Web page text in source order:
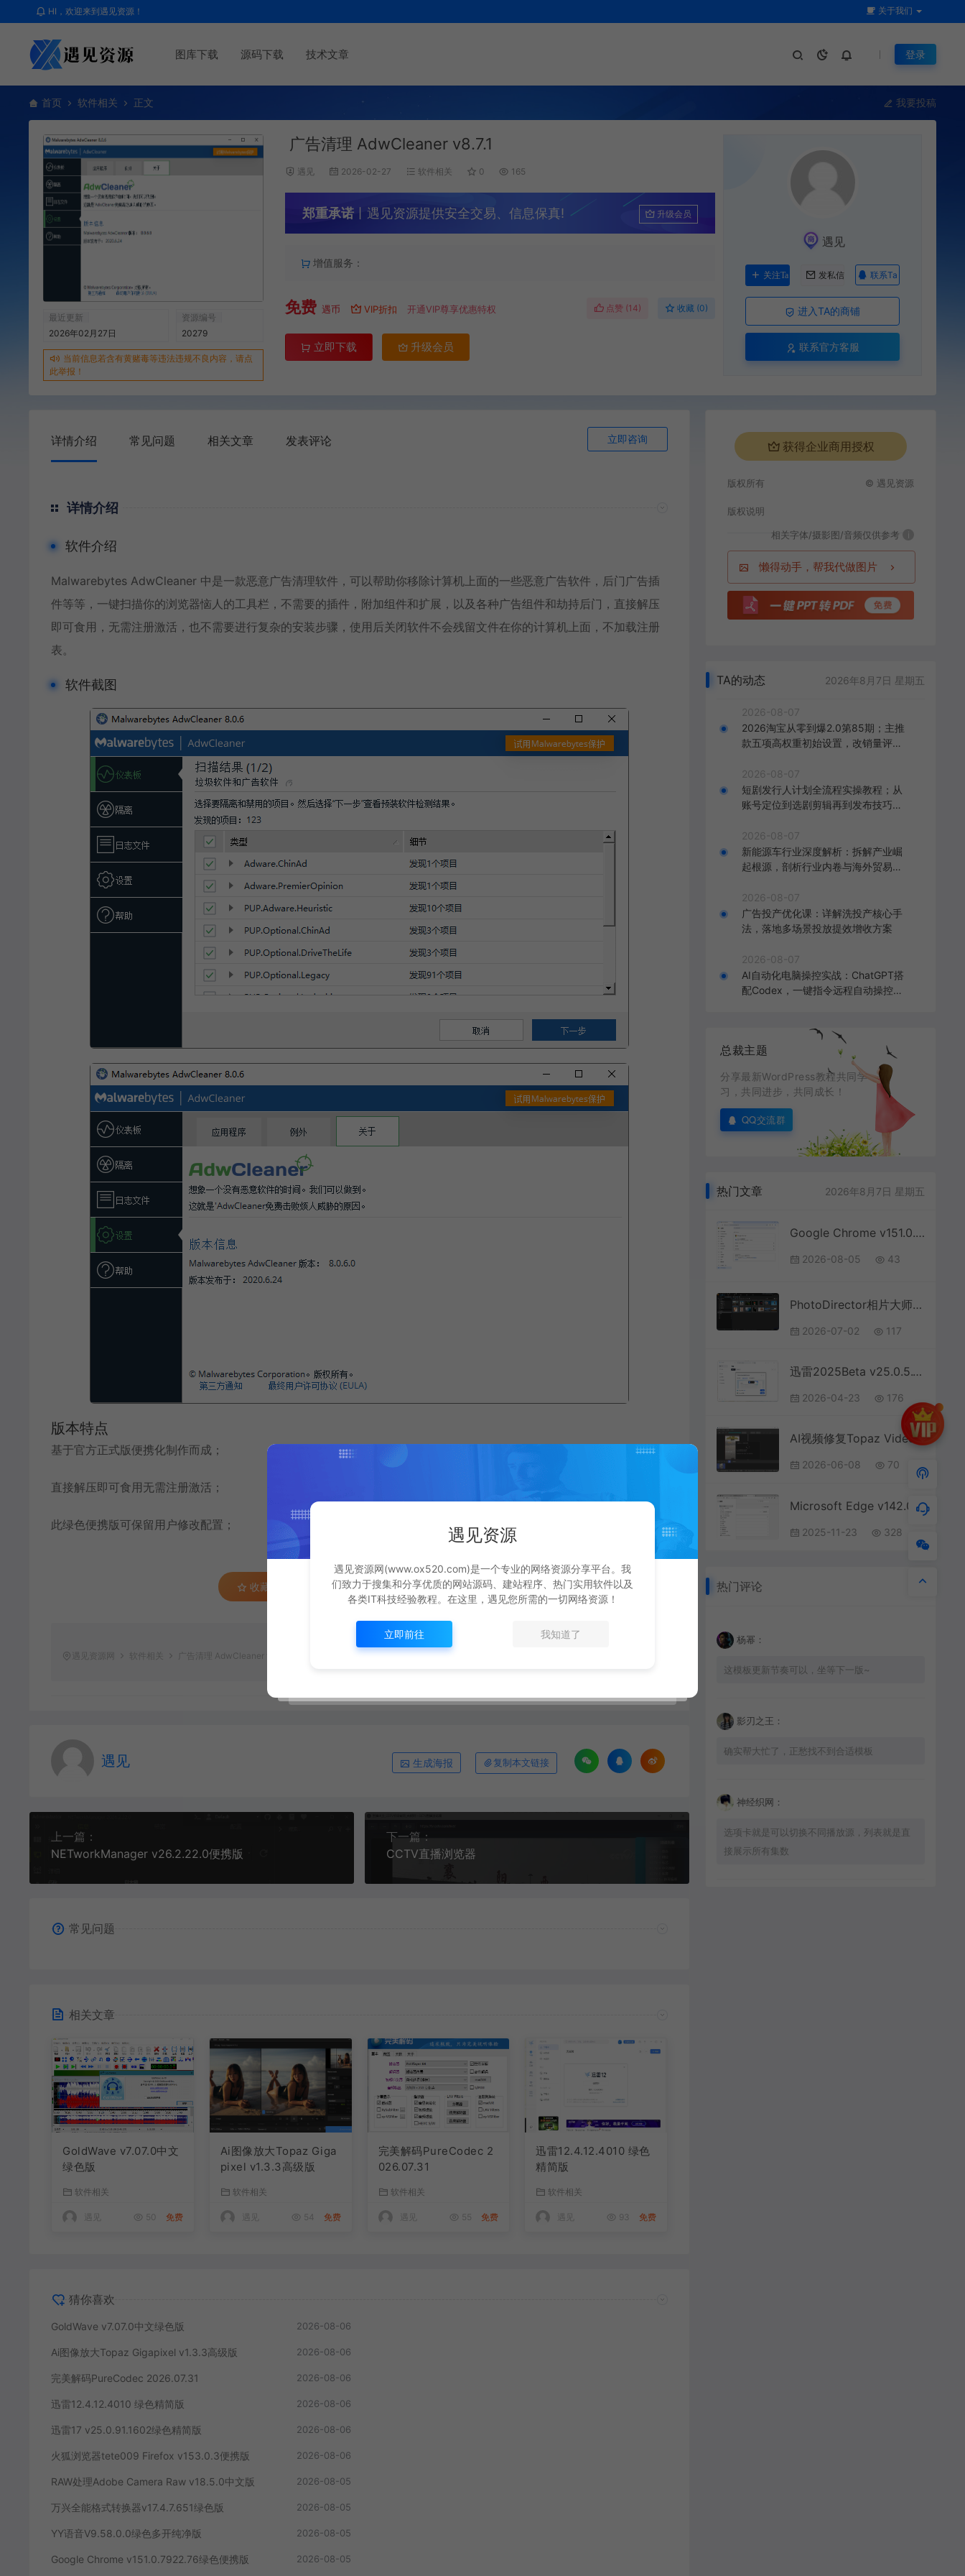
HI，欢迎来到遇见资源！ 关于我们
图库下载 源码下载 技术文章 登录
首页 软件相关 正文 我要投稿
最近更新
2026年02月27日
资源编号
20279
当前信息若含有黄赌毒等违法违规不良内容，请点
此举报！
广告清理 AdwCleaner v8.7.1
遇见 2026-02-27 软件相关 0 165
郑重承诺 丨遇见资源提供安全交易、信息保真! 升级会员
增值服务：
免费 遇币 VIP折扣 开通VIP尊享优惠特权 点赞 (14) 收藏 (0)
立即下载 升级会员
遇见
关注Ta 发私信 联系Ta
进入TA的商铺
联系官方客服
详情介绍 常见问题 相关文章 发表评论 立即咨询
详情介绍
软件介绍
Malwarebytes AdwCleaner 中是一款恶意广告清理软件，可以帮助你移除计算机上面的一些恶意广告软件，后门广告插
件等等，一键扫描你的浏览器恼人的工具栏，不需要的插件，附加组件和扩展，以及各种广告组件和劫持后门，直接解压
即可食用，无需注册激活，也不需要进行复杂的安装步骤，使用后关闭软件不会残留文件在你的计算机上面，不加载注册
表。
软件截图
版本特点
基于官方正式版便携化制作而成；
直接解压即可食用无需注册激活；
此绿色便携版可保留用户修改配置；
收藏 (0) 打赏 点赞 (14)
遇见资源网 软件相关 广告清理 AdwCleaner v8.7.1 https://www.ox520.com/20279.html
遇见 生成海报 复制本文链接
上一篇：
NETworkManager v26.2.22.0便携版
下一篇：
CCTV直播浏览器
常见问题
相关文章
GoldWave v7.07.0中文
绿色版
软件相关
遇见 50 免费
Ai图像放大Topaz Giga
pixel v1.3.3高级版
软件相关
遇见 54 免费
完美解码PureCodec 2
026.07.31
软件相关
遇见 55 免费
迅雷12.4.12.4010 绿色
精简版
软件相关
遇见 93 免费
猜你喜欢
GoldWave v7.07.0中文绿色版 2026-08-06
Ai图像放大Topaz Gigapixel v1.3.3高级版 2026-08-06
完美解码PureCodec 2026.07.31 2026-08-06
迅雷12.4.12.4010 绿色精简版 2026-08-06
迅雷17 v25.0.91.1602绿色精简版 2026-08-06
火狐浏览器tete009 Firefox v153.0.3便携版 2026-08-06
RAW处理Adobe Camera Raw v18.5.0中文版 2026-08-05
万兴全能格式转换器v17.4.7.651绿色版 2026-08-05
YY语音V9.58.0.0绿色多开纯净版 2026-08-05
Google Chrome v151.0.7922.76绿色便携版 2026-08-05
获得企业商用授权
版权所有 © 遇见资源
版权说明
相关字体/摄影图/音频仅供参考 i
懒得动手，帮我代做图片
TA的动态 2026年8月7日 星期五
2026-08-07
2026淘宝从零到爆2.0第85期；主推
款五项高权重初始设置，改销量评晒
2026-08-07
短剧发行人计划全流程实操教程；从
账号定位到选剧剪辑再到发布技巧，
2026-08-07
新能源车行业深度解析：拆解产业崛
起根源，剖析行业内卷与海外贸易争
2026-08-07
广告投产优化课：详解洗投产核心手
法，落地多场景投放提效增收方案
2026-08-07
AI自动化电脑操控实战：ChatGPT搭
配Codex，一键指令远程自动操控电
总裁主题
分享最新WordPress教程共同学
习，共同进步，共同成长！
QQ交流群
热门文章 2026年8月7日 星期五
Google Chrome v151.0.7922.76绿色便携版
2026-08-05 43
PhotoDirector相片大师v17.4.1826.0高级版
2026-07-02 117
迅雷2025Beta v25.0.5.1154绿色精简版
2026-04-23 176
AI视频修复Topaz Video v1.6.1高级版
2026-06-08 70
Microsoft Edge v142.0.3595.94增强版
2025-11-23 328
热门评论
杨幂：
这模板更新节奏可以，坐等下一版~
影刃之王：
确实帮大忙了，正愁找不到合适模板
神经织网：
选项卡就是可以切换不同播放源，列表就是直
接展示所有集数
遇见资源
遇见资源网(www.ox520.com)是一个专业的网络资源分享平台。我
们致力于搜集和分享优质的网站源码、建站程序、热门实用软件以及
各类IT科技经验教程。在这里，遇见您所需的一切网络资源！
立即前往 我知道了